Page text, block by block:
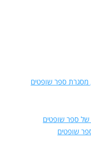
מסגרת ספר שופטים
של ספר שופטים
שופטים